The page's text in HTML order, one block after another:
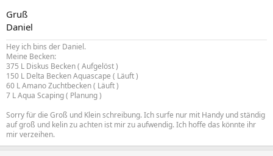
Gruß
Daniel
Hey ich bins der Daniel.
Meine Becken:
375 L Diskus Becken ( Aufgelöst )
150 L Delta Becken Aquascape ( Läuft )
60 L Amano Zuchtbecken ( Läuft )
7 L Aqua Scaping ( Planung )
Sorry für die Groß und Klein schreibung. Ich surfe nur mit Handy und ständig
auf groß und kelin zu achten ist mir zu aufwendig. Ich hoffe das könnte ihr
mir verzeihen.